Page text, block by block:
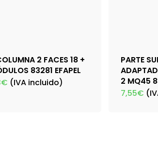
2 FACES 18 +
83281 EFAPEL
€ (IVA incluido)
PARTE
2 MQ45
7,55€